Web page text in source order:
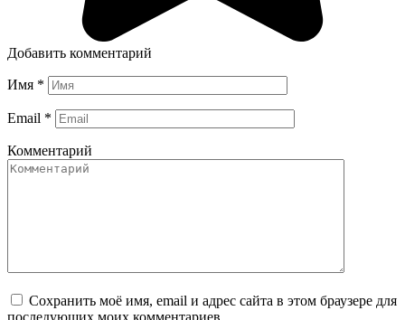
Добавить комментарий
Имя *
Email *
Комментарий
Сохранить моё имя, email и адрес сайта в этом браузере для
последующих моих комментариев.